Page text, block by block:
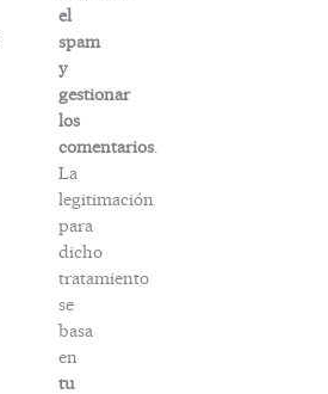
el
spam
y
gestionar
los
comentarios.
La
legitimación
para
dicho
tratamiento
se
basa
en
tu